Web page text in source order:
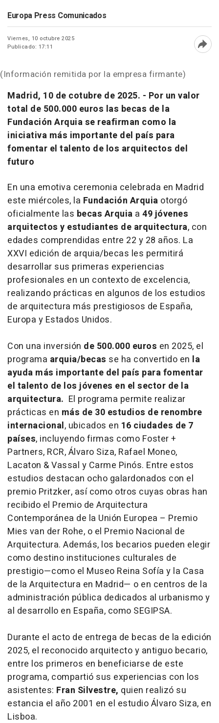
Europa Press Comunicados
Viernes, 10 octubre 2025
Publicado: 17:11
(Información remitida por la empresa firmante)
Madrid, 10 de cotubre de 2025. - Por un valor
total de 500.000 euros las becas de la
Fundación Arquia se reafirman como la
iniciativa más importante del país para
fomentar el talento de los arquitectos del
futuro
En una emotiva ceremonia celebrada en Madrid
este miércoles, la Fundación Arquia otorgó
oficialmente las becas Arquia a 49 jóvenes
arquitectos y estudiantes de arquitectura, con
edades comprendidas entre 22 y 28 años. La
XXVI edición de arquia/becas les permitirá
desarrollar sus primeras experiencias
profesionales en un contexto de excelencia,
realizando prácticas en algunos de los estudios
de arquitectura más prestigiosos de España,
Europa y Estados Unidos.
Con una inversión de 500.000 euros en 2025, el
programa arquia/becas se ha convertido en la
ayuda más importante del país para fomentar
el talento de los jóvenes en el sector de la
arquitectura. El programa permite realizar
prácticas en más de 30 estudios de renombre
internacional, ubicados en 16 ciudades de 7
países, incluyendo firmas como Foster +
Partners, RCR, Álvaro Siza, Rafael Moneo,
Lacaton & Vassal y Carme Pinós. Entre estos
estudios destacan ocho galardonados con el
premio Pritzker, así como otros cuyas obras han
recibido el Premio de Arquitectura
Contemporánea de la Unión Europea – Premio
Mies van der Rohe, o el Premio Nacional de
Arquitectura. Además, los becarios pueden elegir
como destino instituciones culturales de
prestigio—como el Museo Reina Sofía y la Casa
de la Arquitectura en Madrid— o en centros de la
administración pública dedicados al urbanismo y
al desarrollo en España, como SEGIPSA.
Durante el acto de entrega de becas de la edición
2025, el reconocido arquitecto y antiguo becario,
entre los primeros en beneficiarse de este
programa, compartió sus experiencias con los
asistentes: Fran Silvestre, quien realizó su
estancia el año 2001 en el estudio Álvaro Siza, en
Lisboa.